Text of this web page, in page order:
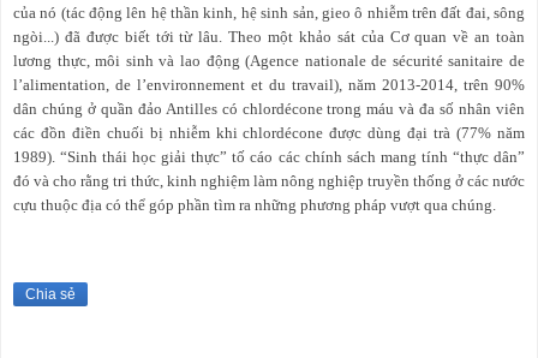
của nó (tác động lên hệ thần kinh, hệ sinh sản, gieo ô nhiễm trên đất đai, sông
ngòi...) đã được biết tới từ lâu. Theo một khảo sát của Cơ quan về an toàn
lương thực, môi sinh và lao động (Agence nationale de sécurité sanitaire de
l’alimentation, de l’environnement et du travail), năm 2013-2014, trên 90%
dân chúng ở quần đảo Antilles có chlordécone trong máu và đa số nhân viên
các đồn điền chuối bị nhiễm khi chlordécone được dùng đại trà (77% năm
1989). “Sinh thái học giải thực” tố cáo các chính sách mang tính “thực dân”
đó và cho rằng tri thức, kinh nghiệm làm nông nghiệp truyền thống ở các nước
cựu thuộc địa có thể góp phần tìm ra những phương pháp vượt qua chúng.
Chia sẻ